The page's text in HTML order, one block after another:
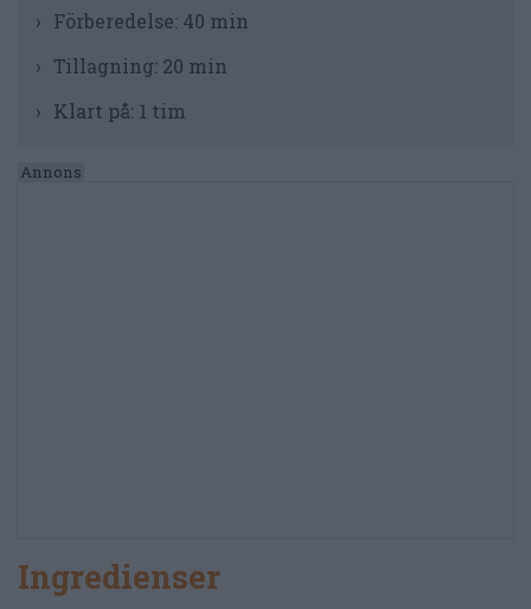
Förberedelse: 40 min
Tillagning: 20 min
Klart på: 1 tim
Ingredienser